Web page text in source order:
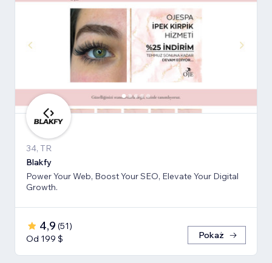
34, TR
Blakfy
Power Your Web, Boost Your SEO, Elevate Your Digital
Growth.
4,9 (51)
Od 199 $
Pokaż